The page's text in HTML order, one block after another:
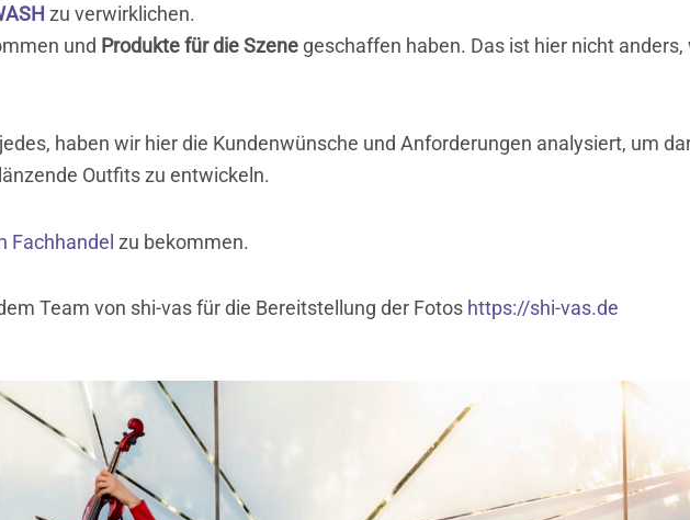
zu verwirklichen.
und Produkte für die Szene geschaffen haben. Das ist hier nicht anders,
haben wir hier die Kundenwünsche und Anforderungen analysiert, um
Outfits zu entwickeln.
Fachhandel zu bekommen.
Team von shi-vas für die Bereitstellung der Fotos https://shi-vas.de